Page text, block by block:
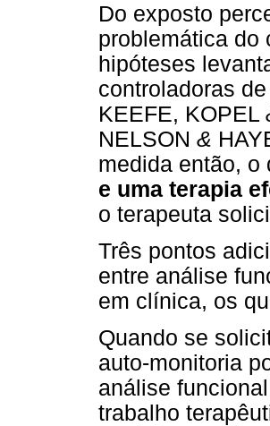
Do exposto
problemática do
hipóteses
controladoras
KEEFE, KOPEL
NELSON &
medida então,
e uma terapia
o terapeuta
Três pontos
entre análise
em clínica, os
Quando se
auto-monitoria
análise
trabalho